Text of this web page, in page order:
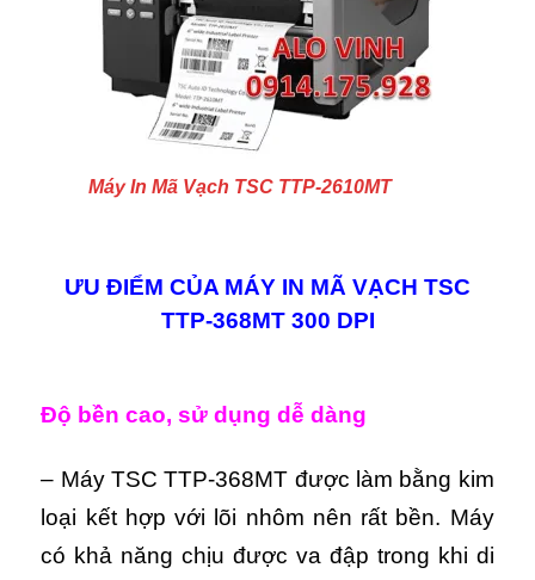
Máy In Mã Vạch TSC TTP-2610MT
ƯU ĐIỂM CỦA MÁY IN MÃ VẠCH TSC
TTP-368MT 300 DPI
Độ bền cao, sử dụng dễ dàng
– Máy TSC TTP-368MT được làm bằng kim
loại kết hợp với lõi nhôm nên rất bền. Máy
có khả năng chịu được va đập trong khi di